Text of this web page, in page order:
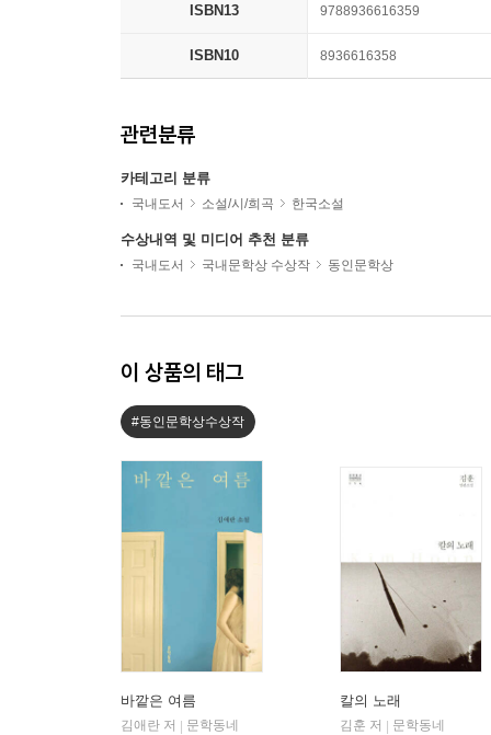
ISBN13 9788936616359
ISBN10 8936616358
관련분류
카테고리 분류
국내도서 소설/시/희곡 한국소설
수상내역 및 미디어 추천 분류
국내도서 국내문학상 수상작 동인문학상
이 상품의 태그
#동인문학상수상작
바깥은 여름
김애란 저 | 문학동네
칼의 노래
김훈 저 | 문학동네